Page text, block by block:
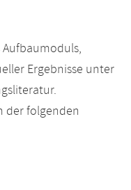
Ergebnisse unter
der folgenden